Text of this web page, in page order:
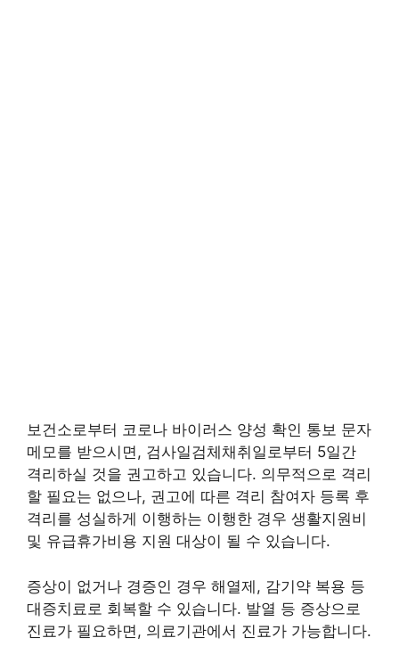
보건소로부터 코로나 바이러스 양성 확인 통보 문자
메모를 받으시면, 검사일검체채취일로부터 5일간
격리하실 것을 권고하고 있습니다. 의무적으로 격리
할 필요는 없으나, 권고에 따른 격리 참여자 등록 후
격리를 성실하게 이행하는 이행한 경우 생활지원비
및 유급휴가비용 지원 대상이 될 수 있습니다.
증상이 없거나 경증인 경우 해열제, 감기약 복용 등
대증치료로 회복할 수 있습니다. 발열 등 증상으로
진료가 필요하면, 의료기관에서 진료가 가능합니다.